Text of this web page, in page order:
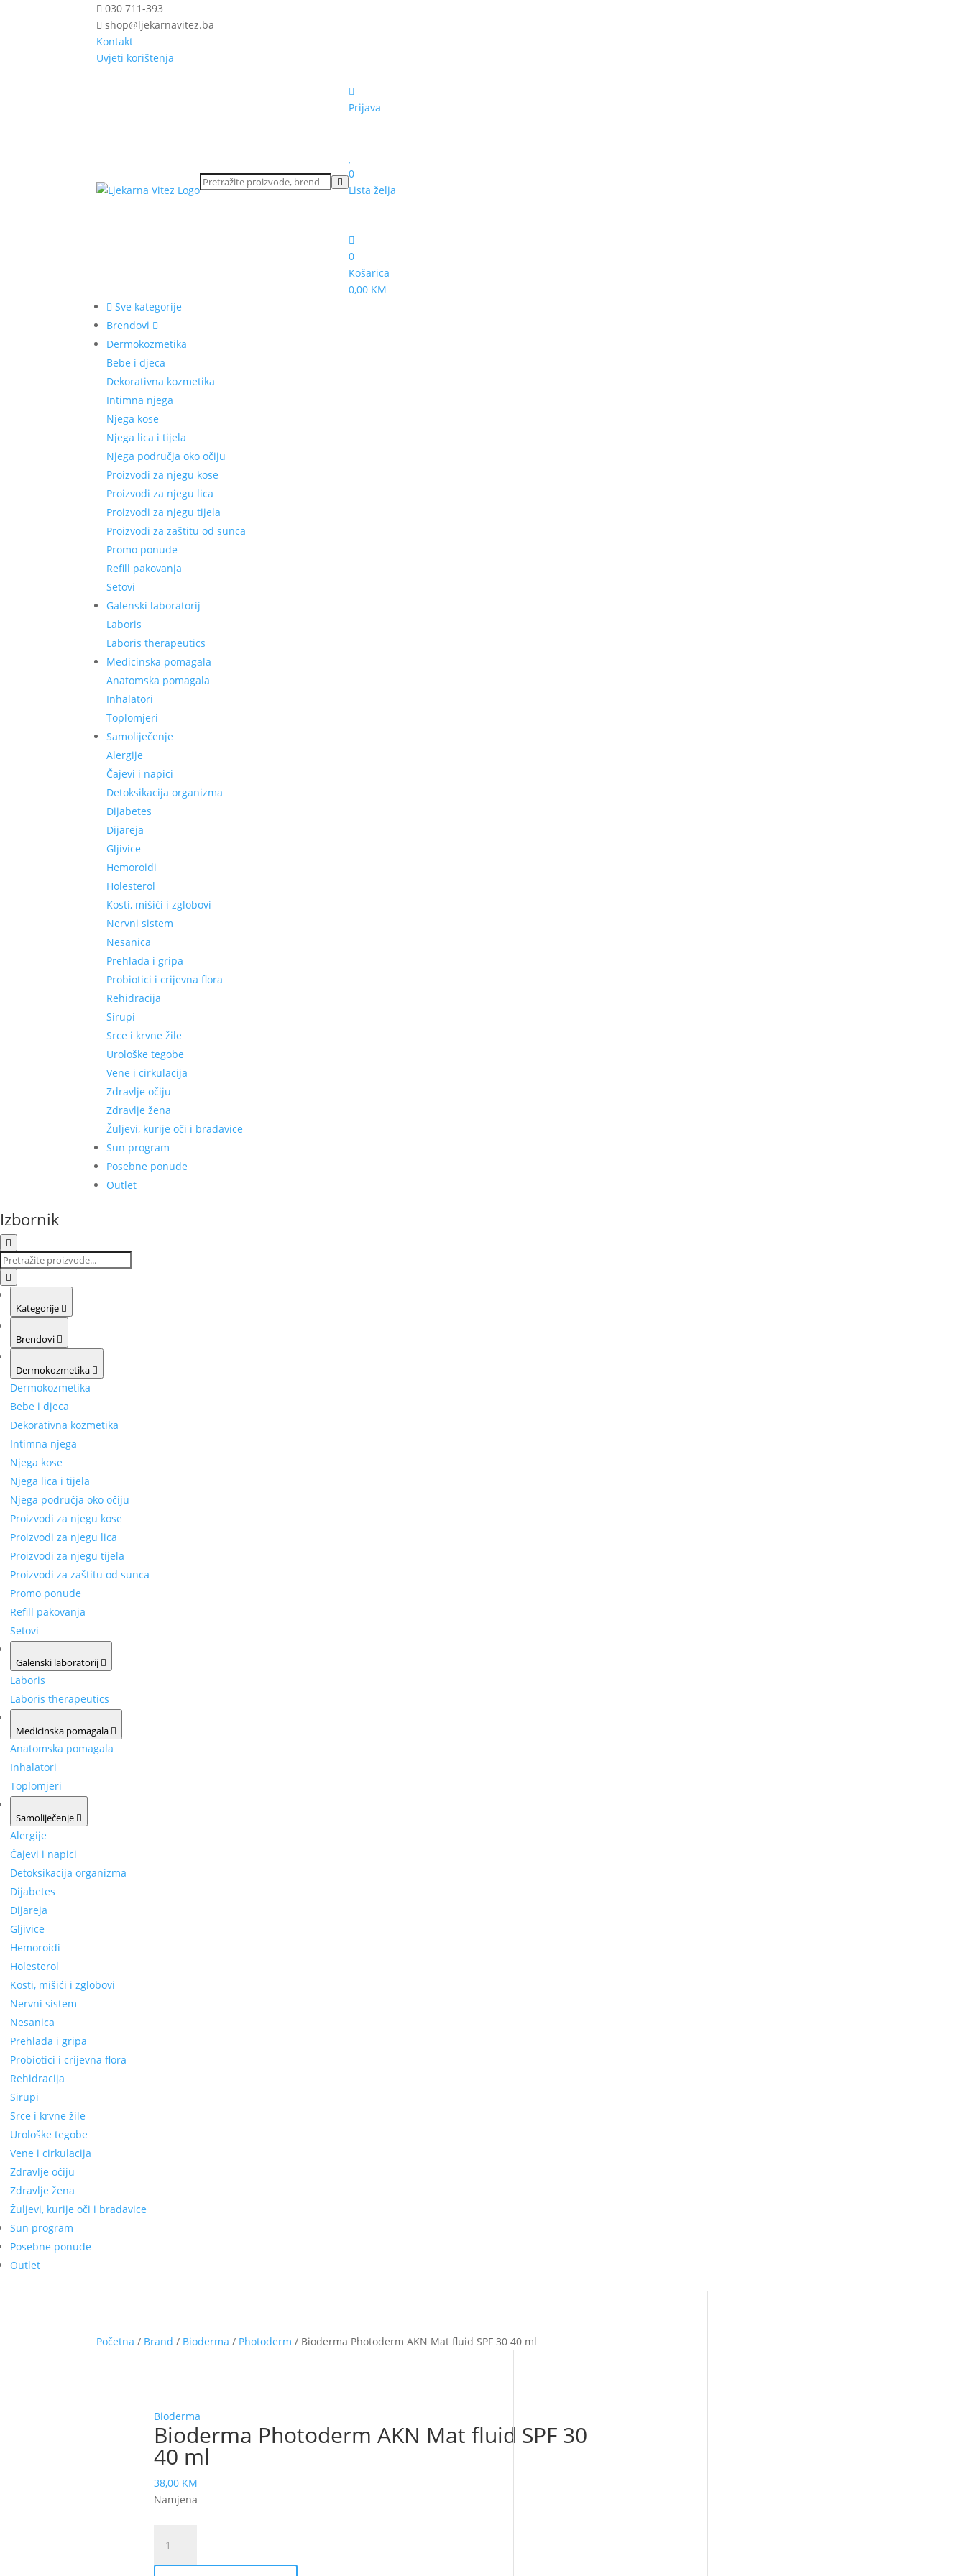
030 711-393
shop@ljekarnavitez.ba
Kontakt
Uvjeti korištenja
Prijava
0
Lista želja
0
Košarica
0,00 KM
Sve kategorije
Brendovi
Dermokozmetika
Bebe i djeca
Dekorativna kozmetika
Intimna njega
Njega kose
Njega lica i tijela
Njega područja oko očiju
Proizvodi za njegu kose
Proizvodi za njegu lica
Proizvodi za njegu tijela
Proizvodi za zaštitu od sunca
Promo ponude
Refill pakovanja
Setovi
Galenski laboratorij
Laboris
Laboris therapeutics
Medicinska pomagala
Anatomska pomagala
Inhalatori
Toplomjeri
Samoliječenje
Alergije
Čajevi i napici
Detoksikacija organizma
Dijabetes
Dijareja
Gljivice
Hemoroidi
Holesterol
Kosti, mišići i zglobovi
Nervni sistem
Nesanica
Prehlada i gripa
Probiotici i crijevna flora
Rehidracija
Sirupi
Srce i krvne žile
Urološke tegobe
Vene i cirkulacija
Zdravlje očiju
Zdravlje žena
Žuljevi, kurije oči i bradavice
Sun program
Posebne ponude
Outlet
Izbornik
Kategorije
Brendovi
Dermokozmetika
Dermokozmetika
Bebe i djeca
Dekorativna kozmetika
Intimna njega
Njega kose
Njega lica i tijela
Njega područja oko očiju
Proizvodi za njegu kose
Proizvodi za njegu lica
Proizvodi za njegu tijela
Proizvodi za zaštitu od sunca
Promo ponude
Refill pakovanja
Setovi
Galenski laboratorij
Laboris
Laboris therapeutics
Medicinska pomagala
Anatomska pomagala
Inhalatori
Toplomjeri
Samoliječenje
Alergije
Čajevi i napici
Detoksikacija organizma
Dijabetes
Dijareja
Gljivice
Hemoroidi
Holesterol
Kosti, mišići i zglobovi
Nervni sistem
Nesanica
Prehlada i gripa
Probiotici i crijevna flora
Rehidracija
Sirupi
Srce i krvne žile
Urološke tegobe
Vene i cirkulacija
Zdravlje očiju
Zdravlje žena
Žuljevi, kurije oči i bradavice
Sun program
Posebne ponude
Outlet
Početna / Brand / Bioderma / Photoderm / Bioderma Photoderm AKN Mat fluid SPF 30 40 ml
Bioderma
Bioderma Photoderm AKN Mat fluid SPF 30
40 ml
38,00 KM
Namjena
Photoderm
AKN